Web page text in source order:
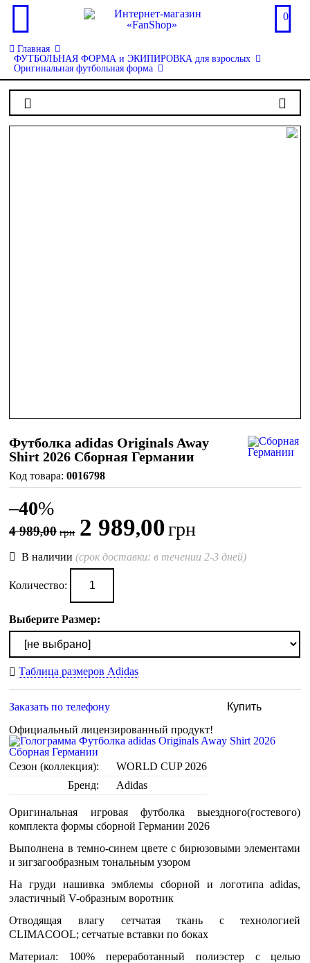
0
Главная
ФУТБОЛЬНАЯ ФОРМА и ЭКИПИРОВКА для взрослых
Оригинальная футбольная форма
Футболка adidas Originals Away
Shirt 2026 Сборная Германии
0016798
–40%
4 989,00 грн 2 989,00грн
В наличии(срок доставки: в течении 2-3 дней)
Количество:
Выберите Размер:
Таблица размеров Adidas
Заказать по телефону
Купить
Официальный лицензированный продукт!
Сезон (коллекция):
WORLD CUP 2026
Бренд:
Adidas
Оригинальная игровая футболка выездного(гостевого)
комплекта формы сборной Германии 2026
Выполнена в темно-синем цвете с бирюзовыми элементами
и зигзагообразным тональным узором
На груди нашивка эмблемы сборной и логотипа adidas,
эластичный V-образным воротник
Отводящая влагу сетчатая ткань с технологией
CLIMACOOL; сетчатые вставки по боках
Материал: 100% переработанный полиэстер с целью